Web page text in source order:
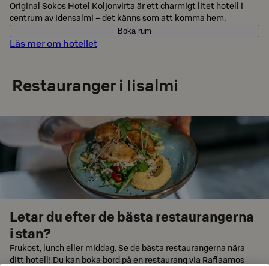
Original Sokos Hotel Koljonvirta är ett charmigt litet hotell i
centrum av Idensalmi – det känns som att komma hem.
Boka rum
Läs mer om hotellet
Restauranger i Iisalmi
Letar du efter de bästa restaurangerna
i stan?
Frukost, lunch eller middag. Se de bästa restaurangerna nära
ditt hotell! Du kan boka bord på en restaurang via Raflaamos